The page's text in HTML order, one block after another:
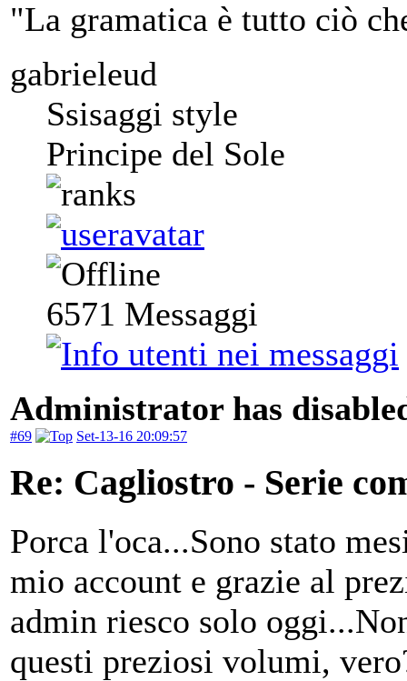
"La gramatica è tutto ciò
gabrieleud
Ssisaggi style
Principe del Sole
6571 Messaggi
Administrator has
#69 Set-13-16 20:09:57
Re: Cagliostro - Serie
Porca l'oca...Sono stato
mio account e grazie al
admin riesco solo
questi preziosi volumi,